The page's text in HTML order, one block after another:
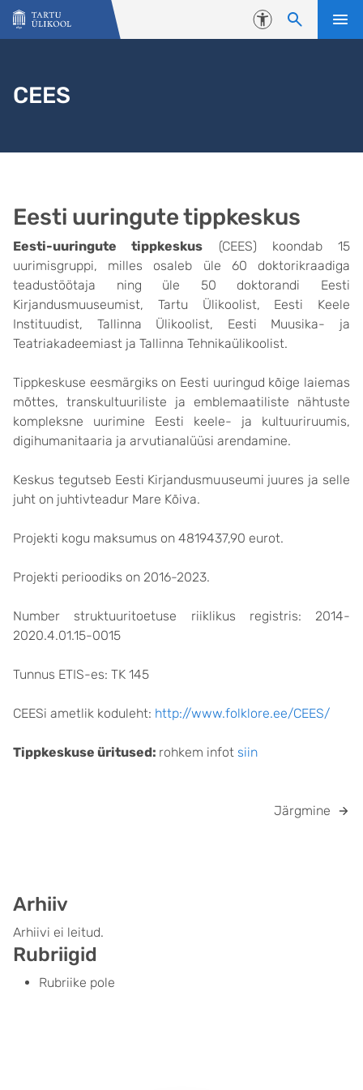
Liigu edasi põhisisu juurde
Juurdepääsetavus
CEES
Eesti uuringute tippkeskus
Eesti-uuringute tippkeskus (CEES) koondab 15
uurimisgruppi, milles osaleb üle 60 doktorikraadiga
teadustöötaja ning üle 50 doktorandi Eesti
Kirjandusmuuseumist, Tartu Ülikoolist, Eesti Keele
Instituudist, Tallinna Ülikoolist, Eesti Muusika- ja
Teatriakadeemiast ja Tallinna Tehnikaülikoolist.
Tippkeskuse eesmärgiks on Eesti uuringud kõige laiemas
mõttes, transkultuuriliste ja emblemaatiliste nähtuste
kompleksne uurimine Eesti keele- ja kultuuriruumis,
digihumanitaaria ja arvutianalüüsi arendamine.
Keskus tegutseb Eesti Kirjandusmuuseumi juures ja selle
juht on juhtivteadur Mare Kõiva.
Projekti kogu maksumus on 4819437,90 eurot.
Projekti perioodiks on 2016-2023.
Number struktuuritoetuse riiklikus registris: 2014-
2020.4.01.15-0015
Tunnus ETIS-es: TK 145
CEESi ametlik koduleht: http://www.folklore.ee/CEES/
Tippkeskuse üritused: rohkem infot siin
Järgmine
Arhiiv
Arhiivi ei leitud.
Rubriigid
Rubriike pole